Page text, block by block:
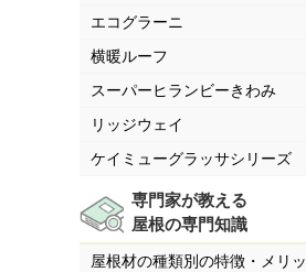
エコグラーニ
横暖ルーフ
スーパーヒランビーきわみ
リッジウェイ
ケイミューグラッサシリーズ
専門家が教える
屋根の専門知識
屋根材の種類別の特徴・メリッ